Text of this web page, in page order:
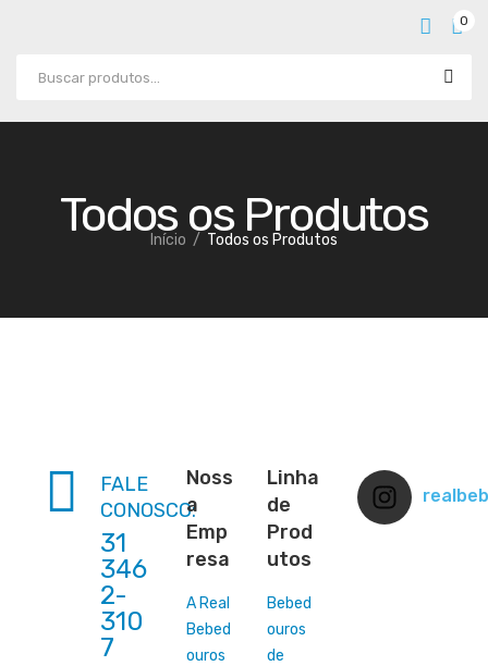
0
Todos os Produtos
Início Todos os Produtos
FALE
CONOSCO:
31
346
2-
310
7
Noss
a
Emp
resa
A Real
Bebed
ouros
Linha
de
Prod
utos
Bebed
ouros
de